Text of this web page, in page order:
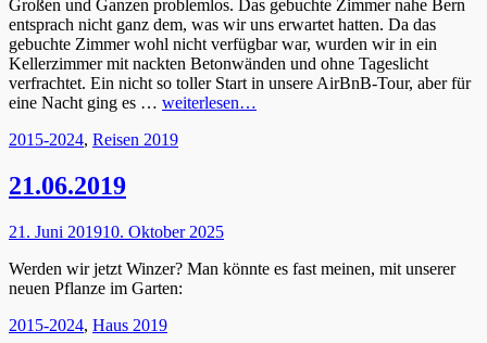
Großen und Ganzen problemlos. Das gebuchte Zimmer nahe Bern
entsprach nicht ganz dem, was wir uns erwartet hatten. Da das
gebuchte Zimmer wohl nicht verfügbar war, wurden wir in ein
Kellerzimmer mit nackten Betonwänden und ohne Tageslicht
verfrachtet. Ein nicht so toller Start in unsere AirBnB-Tour, aber für
eine Nacht ging es … weiterlesen…
Kategorien
2015-2024, Reisen 2019
21.06.2019
Posted
21. Juni 201910. Oktober 2025
Werden wir jetzt Winzer? Man könnte es fast meinen, mit unserer
neuen Pflanze im Garten:
Kategorien
2015-2024, Haus 2019